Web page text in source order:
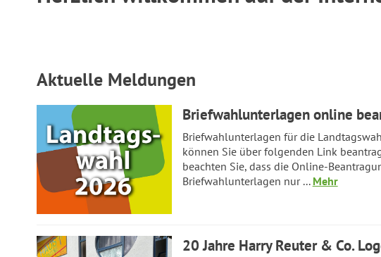
Aktuelle Meldungen
Briefwahlunterlagen online
Briefwahlunterlagen für die
können Sie über folgenden Link
beachten Sie, dass die Online-
Briefwahlunterlagen nur ... Mehr
20 Jahre Harry Reuter & Co.